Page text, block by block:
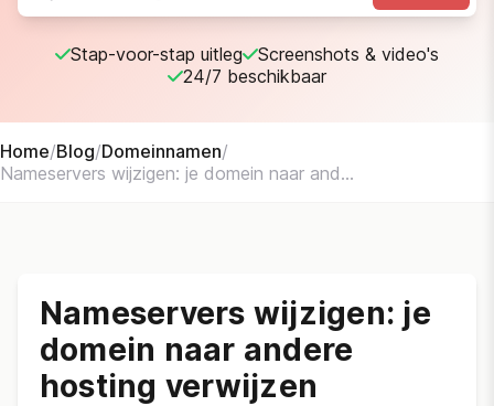
Stap-voor-stap uitleg
Screenshots & video's
24/7 beschikbaar
Home/Blog/Domeinnamen/
Nameservers wijzigen: je domein naar and...
Nameservers wijzigen: je
domein naar andere
hosting verwijzen